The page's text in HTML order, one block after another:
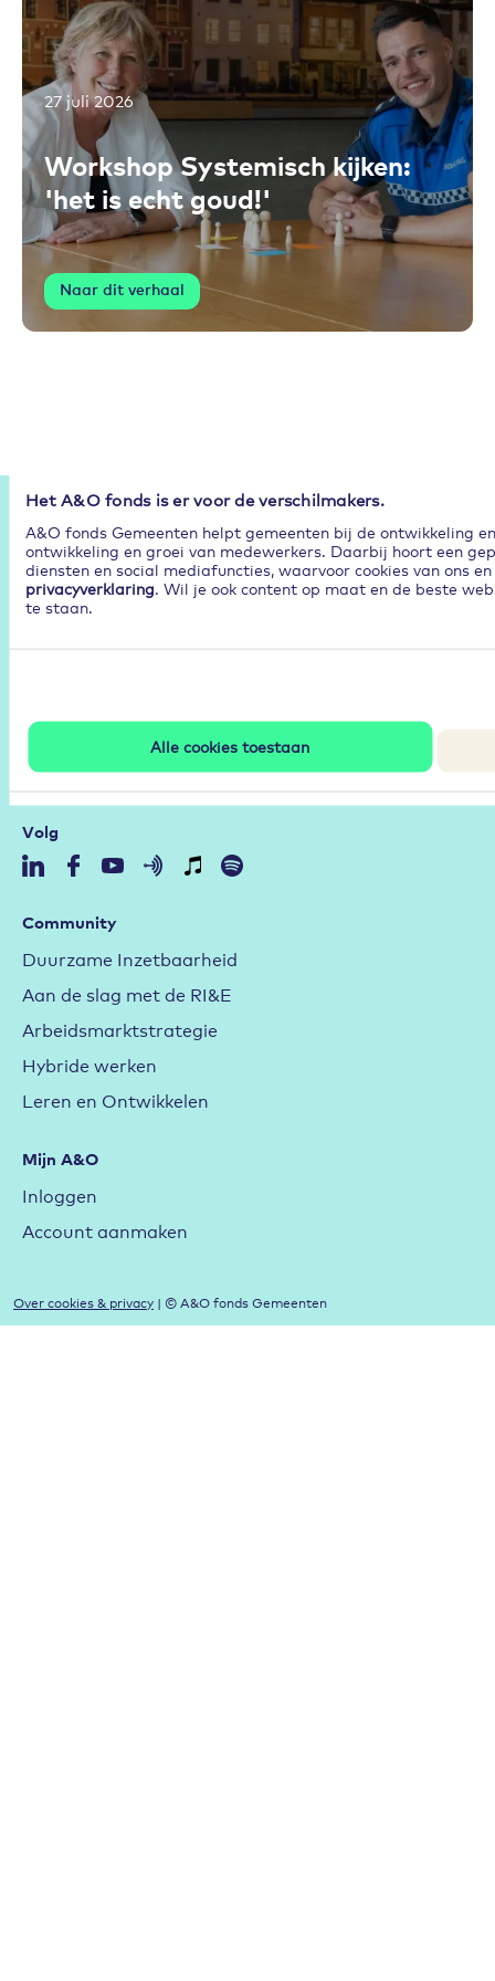
Het A&O fonds is er voor de verschilmakers.
A&O fonds Gemeenten helpt gemeenten bij de ontwikkeling
ontwikkeling en groei van medewerkers. Daarbij hoort een
diensten en social mediafuncties, waarvoor cookies van ons
privacyverklaring . Wil je ook content op maat en de beste
te staan.
Alle cookies toestaan
Toevoegen aan favorieten
27 juli 2026
Workshop Systemisch kijken:
'het is echt goud!'
Naar dit verhaal
Volg
Community
Duurzame Inzetbaarheid
Aan de slag met de RI&E
Arbeidsmarktstrategie
Hybride werken
Leren en Ontwikkelen
Mijn A&O
Inloggen
Account aanmaken
Over cookies & privacy | © A&O fonds Gemeenten